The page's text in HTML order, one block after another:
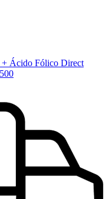
Ácido Fólico Direct